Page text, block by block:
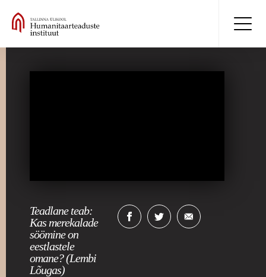
Teadlane teab:
Kas merekalade
söömine on
eestlastele
omane? (Lembi
Lõugas)